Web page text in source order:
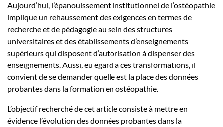
Aujourd’hui, l’épanouissement institutionnel de l’ostéopathie
implique un rehaussement des exigences en termes de
recherche et de pédagogie au sein des structures
universitaires et des établissements d’enseignements
supérieurs qui disposent d’autorisation à dispenser des
enseignements. Aussi, eu égard à ces transformations, il
convient de se demander quelle est la place des données
probantes dans la formation en ostéopathie.
L’objectif recherché de cet article consiste à mettre en
évidence l’évolution des données probantes dans la